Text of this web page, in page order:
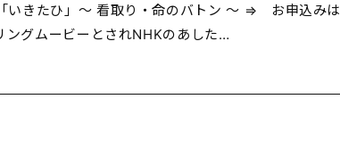
いきたひ」～ 看取り・命のバトン ～ ⇒ お申込みは
グムービーとされNHKのあした…